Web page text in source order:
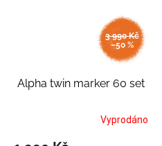
3 990 Kč
–50 %
Alpha twin marker 60 set
Vyprodáno